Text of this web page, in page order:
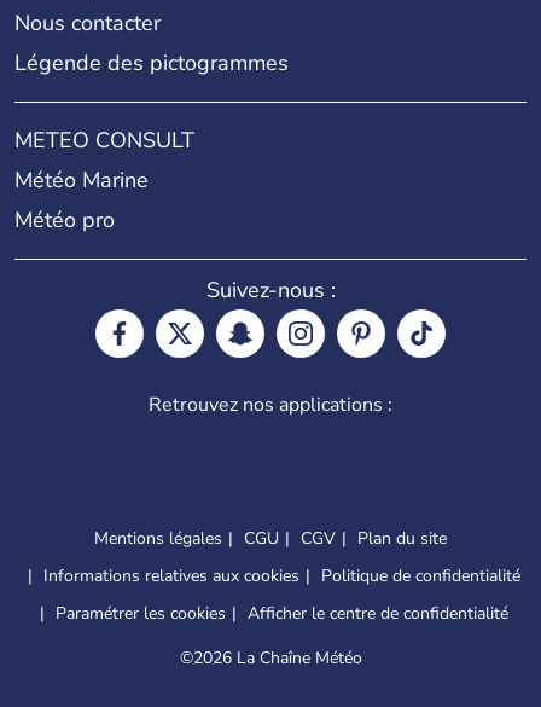
Nous contacter
Légende des pictogrammes
METEO CONSULT
Météo Marine
Météo pro
Suivez-nous :
Retrouvez nos applications :
Mentions légales CGU CGV
Plan du site
Informations relatives aux cookies
Politique de confidentialité
Paramétrer les cookies
Afficher le centre de confidentialité
©2026 La Chaîne Météo